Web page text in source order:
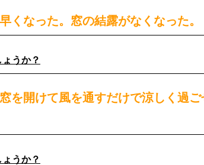
くなった。窓の結露がなくなった。
うか？
を開けて風を通すだけで涼しく過
うか？